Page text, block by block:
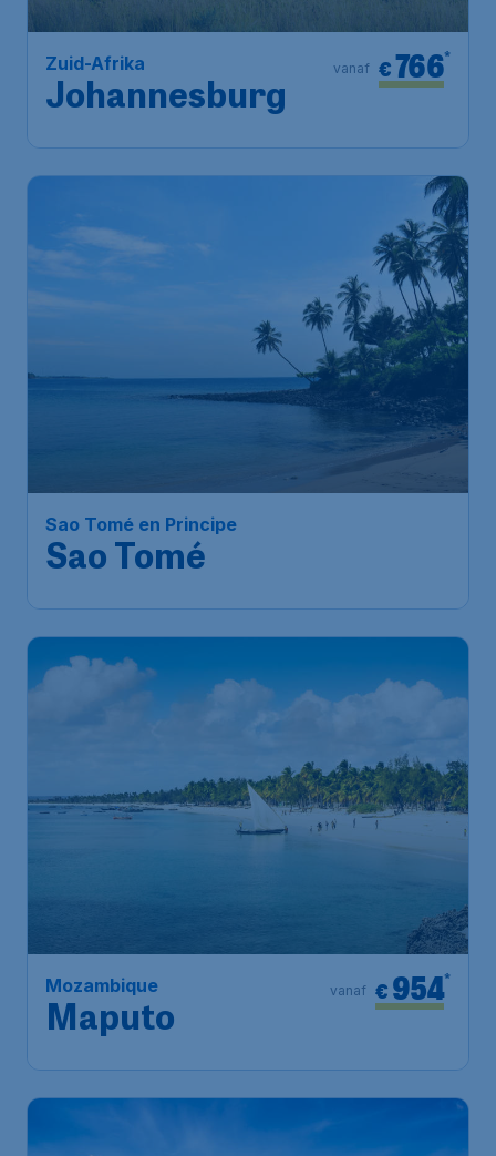
Zuid-Afrika
Johannesburg
€766*
vanaf
Sao Tomé en Principe
Sao Tomé
Mozambique
Maputo
€ 954*
vanaf